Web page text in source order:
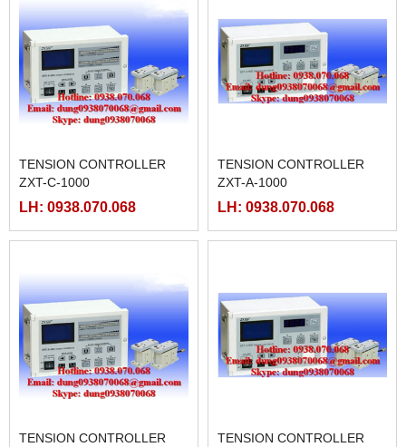
TENSION CONTROLLER
ZXT-C-1000
LH: 0938.070.068
TENSION CONTROLLER
ZXT-A-1000
LH: 0938.070.068
TENSION CONTROLLER
TENSION CONTROLLER